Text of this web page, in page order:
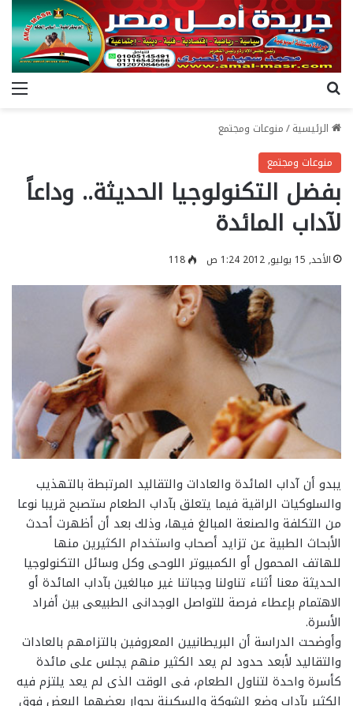
الرئيسية/منوعات ومجتمع
منوعات ومجتمع
بفضل التكنولوجيا الحديثة.. وداعاً
لآداب المائدة
الأحد, 15 يوليو, 2012 1:24 ص 118
يبدو أن آداب المائدة والعادات والتقاليد المرتبطة بالتهذيب
والسلوكيات الراقية فيما يتعلق بآداب الطعام ستصبح قريبا نوعا
من التكلفة والصنعة المبالغ فيها، وذلك بعد أن أظهرت أحدث
الأبحاث الطبية عن تزايد أصحاب واستخدام الكثيرين منها
للهاتف المحمول أو الكمبيوتر اللوحى وكل وسائل التكنولوجيا
الحديثة معنا أثناء تناولنا وجباتنا غير مبالغين بآداب المائدة أو
الاهتمام بإعطاء فرصة للتواصل الوجدانى الطبيعى بين أفراد
الأسرة.
وأوضحت الدراسة أن البريطانيين المعروفين بالتزامهم بالعادات
والتقاليد لأبعد حدود لم يعد الكثير منهم يجلس على مائدة
كأسرة واحدة لتناول الطعام، فى الوقت الذى لم يعد يلتزم فيه
الكثير بآداب وضع الشوكة والسكينة بجوار بعضهما البعض فوق